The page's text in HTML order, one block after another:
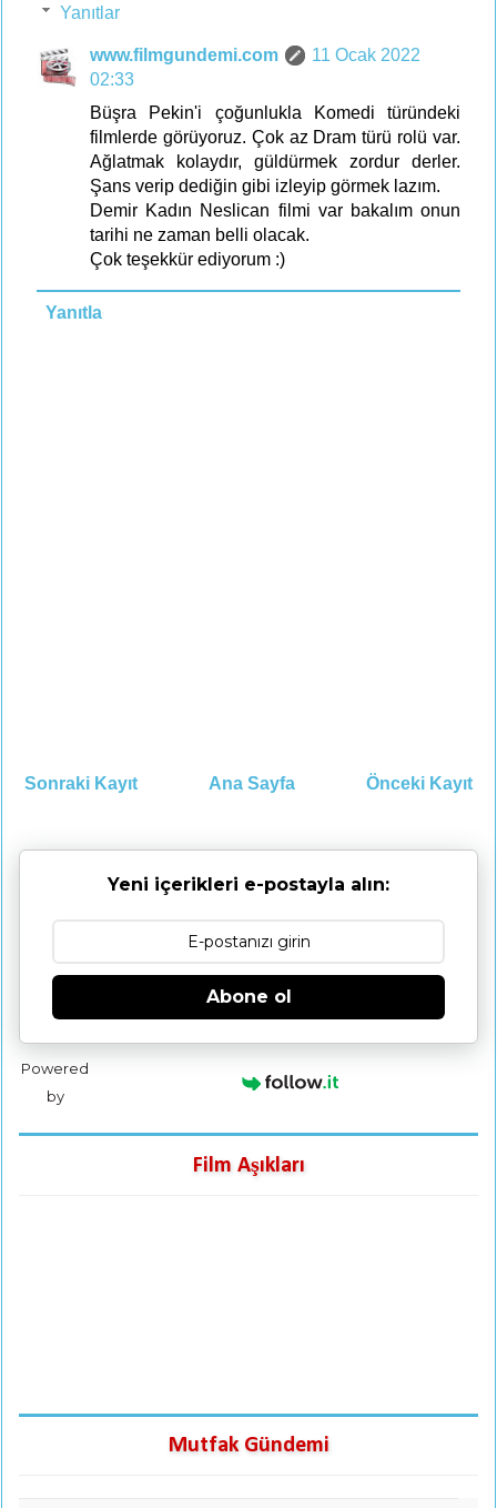
Yanıtlar
www.filmgundemi.com
11 Ocak 2022
02:33
Büşra Pekin'i çoğunlukla Komedi türündeki
filmlerde görüyoruz. Çok az Dram türü rolü var.
Ağlatmak kolaydır, güldürmek zordur derler.
Şans verip dediğin gibi izleyip görmek lazım.
Demir Kadın Neslican filmi var bakalım onun
tarihi ne zaman belli olacak.
Çok teşekkür ediyorum :)
Yanıtla
Sonraki Kayıt Önceki Kayıt
Ana Sayfa
Yeni içerikleri e-postayla alın:
Abone ol
Powered
by
Film Aşıkları
Mutfak Gündemi